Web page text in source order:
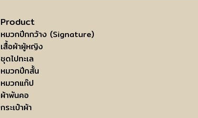
Product
หมวกปีกกว้าง (Signature)
เสื้อผ้าผู้หญิง
ชุดไปทะเล
หมวกปีกสั้น
หมวกแก๊ป
ผ้าพันคอ
กระเป๋าผ้า